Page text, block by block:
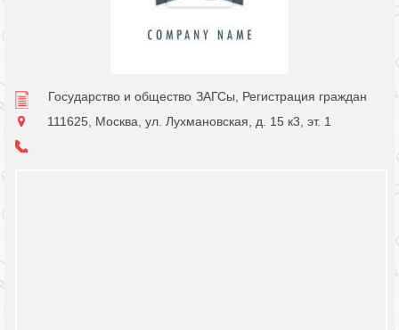
Государство и общество ЗАГСы, Регистрация граждан
111625, Москва, ул. Лухмановская, д. 15 к3, эт. 1